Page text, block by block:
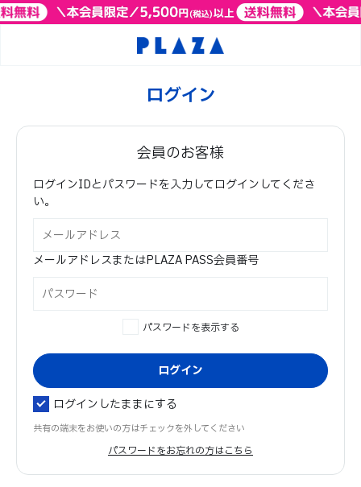
ログイン
会員のお客様
ログインIDとパスワードを入力してログインしてくださ
い。
メールアドレスまたはPLAZA PASS会員番号
パスワードを表示する
ログインしたままにする
共有の端末をお使いの方はチェックを外してください
パスワードをお忘れの方はこちら